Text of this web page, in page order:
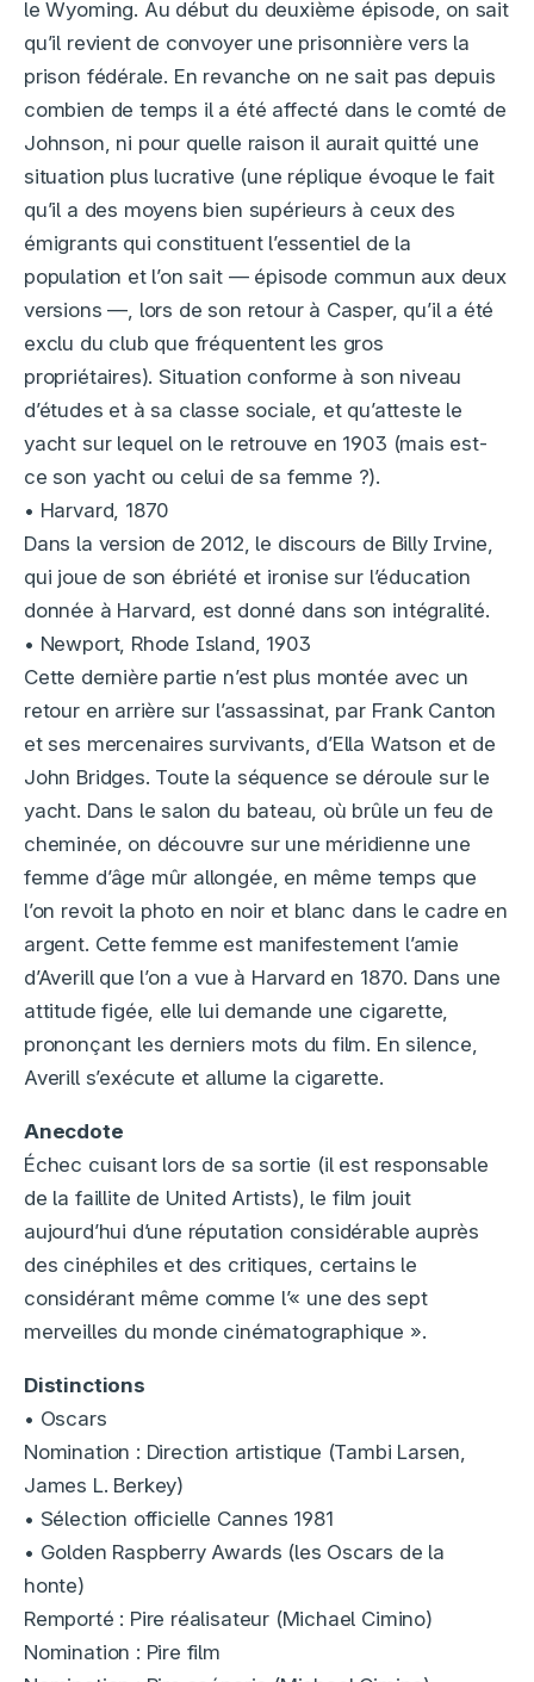
le Wyoming. Au début du deuxième épisode, on sait
qu’il revient de convoyer une prisonnière vers la
prison fédérale. En revanche on ne sait pas depuis
combien de temps il a été affecté dans le comté de
Johnson, ni pour quelle raison il aurait quitté une
situation plus lucrative (une réplique évoque le fait
qu’il a des moyens bien supérieurs à ceux des
émigrants qui constituent l’essentiel de la
population et l’on sait — épisode commun aux deux
versions —, lors de son retour à Casper, qu’il a été
exclu du club que fréquentent les gros
propriétaires). Situation conforme à son niveau
d’études et à sa classe sociale, et qu’atteste le
yacht sur lequel on le retrouve en 1903 (mais est-
ce son yacht ou celui de sa femme ?).
• Harvard, 1870
Dans la version de 2012, le discours de Billy Irvine,
qui joue de son ébriété et ironise sur l’éducation
donnée à Harvard, est donné dans son intégralité.
• Newport, Rhode Island, 1903
Cette dernière partie n’est plus montée avec un
retour en arrière sur l’assassinat, par Frank Canton
et ses mercenaires survivants, d’Ella Watson et de
John Bridges. Toute la séquence se déroule sur le
yacht. Dans le salon du bateau, où brûle un feu de
cheminée, on découvre sur une méridienne une
femme d’âge mûr allongée, en même temps que
l’on revoit la photo en noir et blanc dans le cadre en
argent. Cette femme est manifestement l’amie
d’Averill que l’on a vue à Harvard en 1870. Dans une
attitude figée, elle lui demande une cigarette,
prononçant les derniers mots du film. En silence,
Averill s’exécute et allume la cigarette.
Anecdote
Échec cuisant lors de sa sortie (il est responsable
de la faillite de United Artists), le film jouit
aujourd’hui d’une réputation considérable auprès
des cinéphiles et des critiques, certains le
considérant même comme l’« une des sept
merveilles du monde cinématographique ».
Distinctions
• Oscars
Nomination : Direction artistique (Tambi Larsen,
James L. Berkey)
• Sélection officielle Cannes 1981
• Golden Raspberry Awards (les Oscars de la
honte)
Remporté : Pire réalisateur (Michael Cimino)
Nomination : Pire film